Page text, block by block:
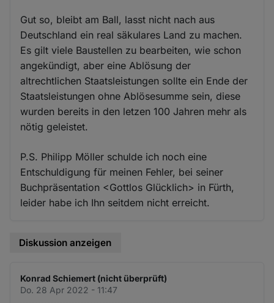
Gut so, bleibt am Ball, lasst nicht nach aus
Deutschland ein real säkulares Land zu machen.
Es gilt viele Baustellen zu bearbeiten, wie schon
angekündigt, aber eine Ablösung der
altrechtlichen Staatsleistungen sollte ein Ende der
Staatsleistungen ohne Ablösesumme sein, diese
wurden bereits in den letzen 100 Jahren mehr als
nötig geleistet.
P.S. Philipp Möller schulde ich noch eine
Entschuldigung für meinen Fehler, bei seiner
Buchpräsentation <Gottlos Glücklich> in Fürth,
leider habe ich Ihn seitdem nicht erreicht.
Diskussion anzeigen
Konrad Schiemert (nicht überprüft)
Do. 28 Apr 2022 - 11:47